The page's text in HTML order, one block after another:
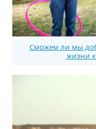
Сможем ли мы
жизни